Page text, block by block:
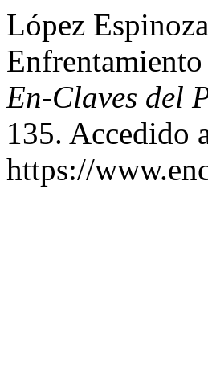
López
En-Claves del
135. Accedido
https://